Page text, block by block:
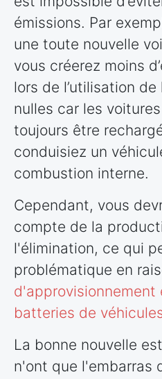
émissions. Par
une toute nouvelle
vous créerez moins
lors de l’utilisation
nulles car les
toujours être
conduisiez un
combustion interne.
Cependant, vous
compte de la
l'élimination, ce qui
problématique en
batteries de
La bonne nouvelle
n'ont que l'embarras